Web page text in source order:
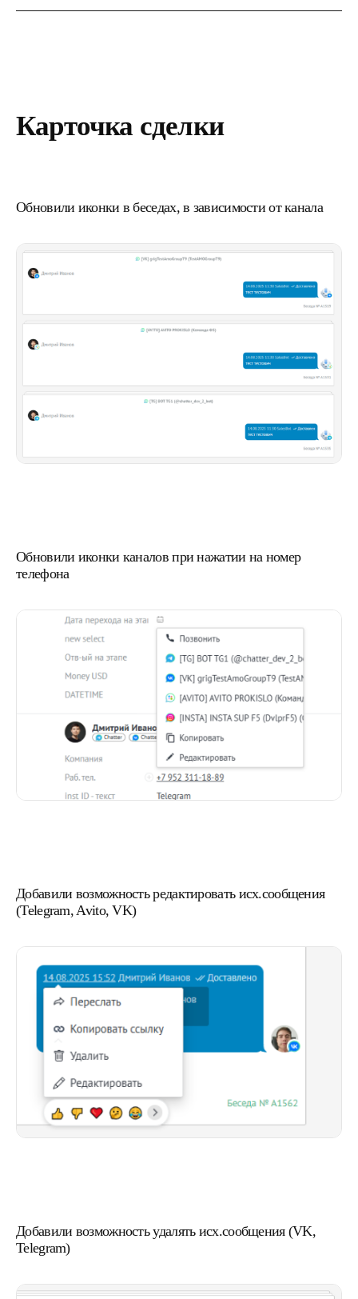
Карточка сделки
Обновили иконки в беседах, в зависимости от канала
Обновили иконки каналов при нажатии на номер
телефона
Добавили возможность редактировать исх.сообщения
(Telegram, Avito, VK)
Добавили возможность удалять исх.сообщения (VK,
Telegram)